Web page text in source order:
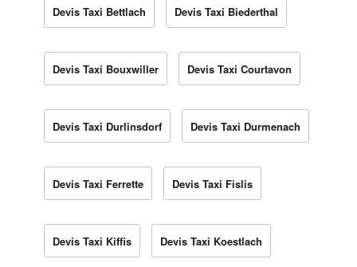
Devis Taxi Bettlach Devis Taxi Biederthal
Devis Taxi Bouxwiller Devis Taxi Courtavon
Devis Taxi Durlinsdorf Devis Taxi Durmenach
Devis Taxi Ferrette Devis Taxi Fislis
Devis Taxi Kiffis Devis Taxi Koestlach